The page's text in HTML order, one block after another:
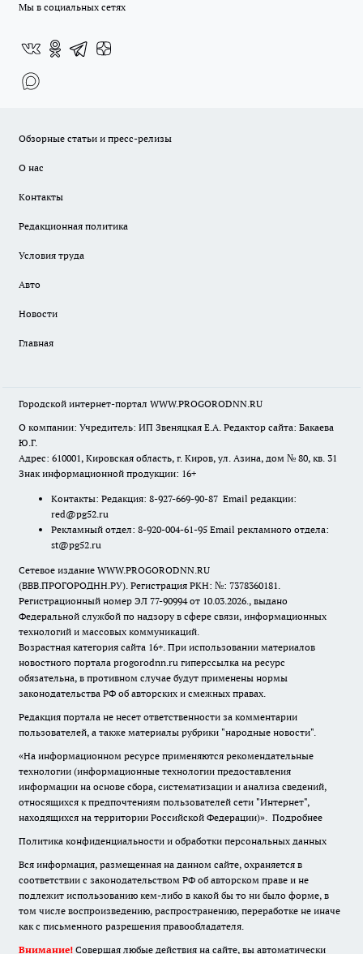
Мы в социальных сетях
Обзорные статьи и пресс-релизы
О нас
Контакты
Редакционная политика
Условия труда
Авто
Новости
Главная
Городской интернет-портал WWW.PROGORODNN.RU
О компании: Учредитель: ИП Звеняцкая Е.А. Редактор сайта: Бакаева
Ю.Г.
Адрес: 610001, Кировская область, г. Киров, ул. Азина, дом № 80, кв. 31
Знак информационной продукции: 16+
Контакты: Редакция: 8-927-669-90-87 Email редакции:
red@pg52.ru
Рекламный отдел: 8-920-004-61-95 Email рекламного отдела:
st@pg52.ru
Сетевое издание WWW.PROGORODNN.RU
(ВВВ.ПРОГОРОДНН.РУ). Регистрация РКН: №: 7378360181.
Регистрационный номер ЭЛ 77-90994 от 10.03.2026., выдано
Федеральной службой по надзору в сфере связи, информационных
технологий и массовых коммуникаций.
Возрастная категория сайта 16+. При использовании материалов
новостного портала progorodnn.ru гиперссылка на ресурс
обязательна, в противном случае будут применены нормы
законодательства РФ об авторских и смежных правах.
Редакция портала не несет ответственности за комментарии
пользователей, а также материалы рубрики "народные новости".
«На информационном ресурсе применяются рекомендательные
технологии (информационные технологии предоставления
информации на основе сбора, систематизации и анализа сведений,
относящихся к предпочтениям пользователей сети "Интернет",
находящихся на территории Российской Федерации)». Подробнее
Политика конфиденциальности и обработки персональных данных
Вся информация, размещенная на данном сайте, охраняется в
соответствии с законодательством РФ об авторском праве и не
подлежит использованию кем-либо в какой бы то ни было форме, в
том числе воспроизведению, распространению, переработке не иначе
как с письменного разрешения правообладателя.
Внимание! Совершая любые действия на сайте, вы автоматически